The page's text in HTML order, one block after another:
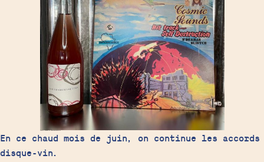
Cosmic Sounds & Moussamoussette
En ce chaud mois de juin, on continue les accords
disque-vin.